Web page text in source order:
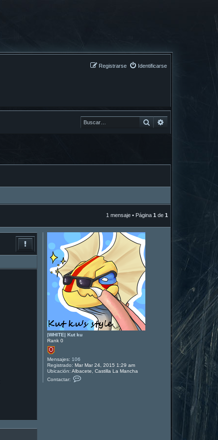
Identificarse
Registrarse
Buscar
1 mensaje • Página 1 de 1
|WHITE| Kut ku
Rank 0
Mensajes: 106
Registrado: Mar Mar 24, 2015 1:29 am
Ubicación: Albacete, Castilla La Mancha
Contactar: